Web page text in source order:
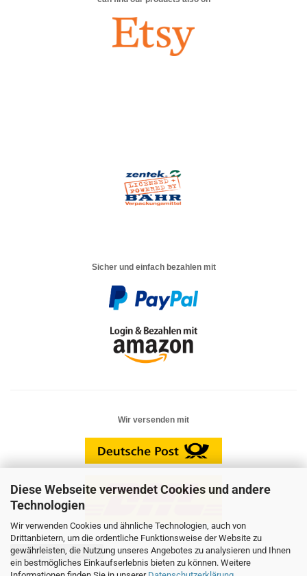
Diese Webseite verwendet Cookies und andere
Technologien
Wir verwenden Cookies und ähnliche Technologien, auch von
Drittanbietern, um die ordentliche Funktionsweise der Website zu
gewährleisten, die Nutzung unseres Angebotes zu analysieren und Ihnen
ein bestmögliches Einkaufserlebnis bieten zu können. Weitere
Sicher und einfach bezahlen mit
Wir versenden mit
Vertrag widerrufen